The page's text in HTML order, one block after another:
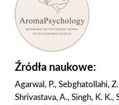
Źródła naukowe:
Agarwal, P., Sebghatollahi,
Shrivastava, A., Singh, K. K.,